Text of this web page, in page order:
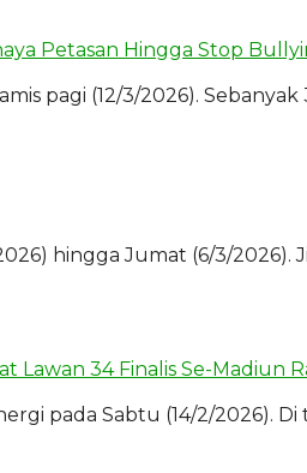
Petasan Hingga Stop
pagi (12/3/2026).
hingga Jumat (6/3/2026).
Lawan 34 Finalis Se-Madiun
pada Sabtu (14/2/2026).